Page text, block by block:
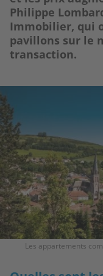
Philippe
Immobilier, qui
pavillons sur le
transaction.
Les appartements